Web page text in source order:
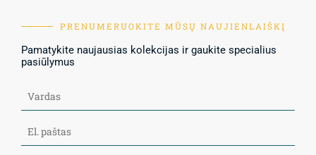
PRENUMERUOKITE MŪSŲ NAUJIENLAIŠKĮ
Pamatykite naujausias kolekcijas ir gaukite specialius
pasiūlymus